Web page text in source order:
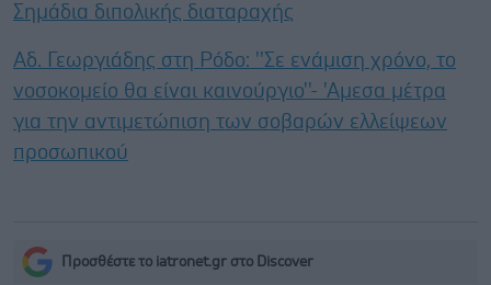
Σημάδια διπολικής διαταραχής
Αδ. Γεωργιάδης στη Ρόδο: ''Σε ενάμιση χρόνο, το
νοσοκομείο θα είναι καινούργιο''- 'Αμεσα μέτρα
για την αντιμετώπιση των σοβαρών ελλείψεων
προσωπικού
Προσθέστε το iatronet.gr στο Discover